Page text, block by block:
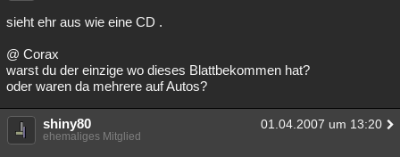
sieht ehr aus wie eine CD .
@ Corax
warst du der einzige wo dieses Blattbekommen hat?
oder waren da mehrere auf Autos?
shiny80 01.04.2007 um 13:20
ehemaliges Mitglied